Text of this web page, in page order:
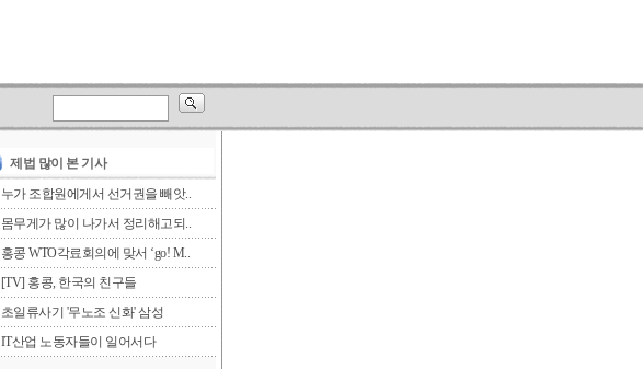
제법 많이 본 기사
누가 조합원에게서 선거권을 빼앗..
몸무게가 많이 나가서 정리해고되..
홍콩 WTO각료회의에 맞서 ‘go! M..
[TV] 홍콩, 한국의 친구들
초일류사기 '무노조 신화' 삼성
IT산업 노동자들이 일어서다